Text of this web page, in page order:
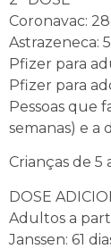
Coronavac:
Astrazeneca:
Pfizer para
Pfizer para
Pessoas que
semanas) e a
Crianças de 5
DOSE
Adultos a
Janssen: 61